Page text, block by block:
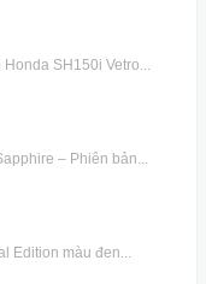
SH150i Vetro...
– Phiên bản...
Edition màu đen...